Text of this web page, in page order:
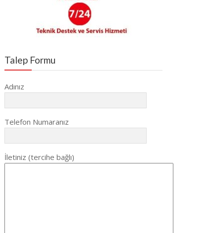
Talep Formu
Adınız
Telefon Numaranız
İletiniz (tercihe bağlı)